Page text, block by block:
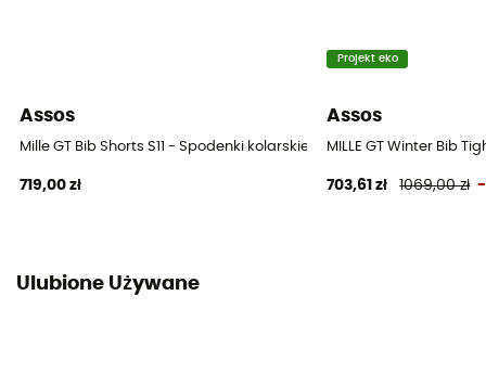
Assos
Mille GT Bib Shorts S11 - Spodenki kolarskie z szelkami rowerowe
719,00 zł
Projekt eko
Assos
MILLE GT Winter Bib
703,61 zł 1069,00 zł -
Ulubione Używane